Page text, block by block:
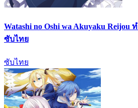
Watashi no Oshi wa Akuyaku Reijou
ซับไทย
ซับไทย